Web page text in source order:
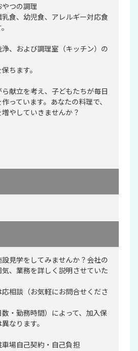
やつの調理
食、幼児食、アレルギー対応食
浄、および調理室（キッチン）の
ちます。
献立を考え、子どもたちが毎日
っています。あなたの料理で、
やしていきませんか？
見学をしてみませんか？会社の
、業務を詳しく説明させていた
応相談（お気軽にお問合せくださ
・勤務時間）によって、加入保
なります。
車場自己契約・自己負担